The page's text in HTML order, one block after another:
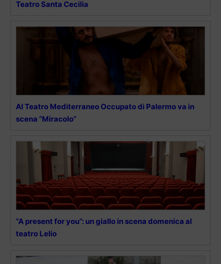
Teatro Santa Cecilia
Al Teatro Mediterraneo Occupato di Palermo va in
scena “Miracolo”
“A present for you”: un giallo in scena domenica al
teatro Lelio